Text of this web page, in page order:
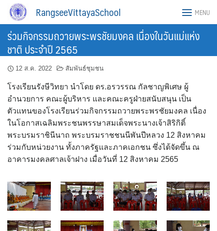
Skip
content
RangseeVittayaSchool MENU
ร่วมกิจกรรมถวายพระพรชัยมงคล เนื่องในวันแม่แห่ง
ชาติ ประจำปี 2565
12 ส.ค. 2022 สัมพันธ์ชุมชน
โรงเรียนรังษีวิทยา นำโดย ดร.อรวรรณ กัลชาญพิเศษ ผู้
อำนวยการ คณะผู้บริหาร และคณะครูฝ่ายสนับสนุน เป็น
ตัวแทนของโรงเรียนร่วมกิจกรรมถวายพระพรชัยมงคล เนื่อง
ในโอกาสเฉลิมพระชนพรรษาสมเด็จพระนางเจ้าสิริกิติ์
พระบรมราชินีนาถ พระบรมราชชนนีพันปีหลวง 12 สิงหาคม
ร่วมกับหน่วยงาน ทั้งภาครัฐและภาคเอกชน ซึ่งได้จัดขึ้น ณ
อาคารมงคลศาลเจ้าฝาง เมื่อวันที่ 12 สิงหาคม 2565